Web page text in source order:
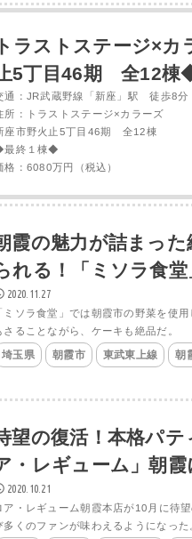
ラストステージ×カ
5丁目46期 全12棟
通：JR武蔵野線「新座」駅 徒歩8分
所：トラストステージ×カラーズ
座市野火止5丁目46期 全12棟
終１棟◆
格：6080万円（税込）
霞の魅力が詰まっ
れる！「ミソラ食堂
2020.11.27
ミソラ食堂」では朝霞市の野菜を使
さることながら、ケーキも絶品だ。
埼玉県 朝霞市 東武東上線 朝
望の復活！本格パテ
・レギューム」朝霞
2020.10.21
ア・レギューム朝霞本店が10月に待
多くのファンが味わえるようになった